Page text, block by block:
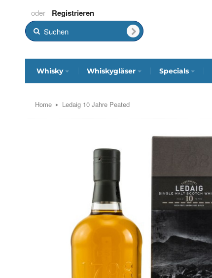
Registrieren
Whisky Whiskygläser Specials
Home Ledaig 10 Jahre Peated